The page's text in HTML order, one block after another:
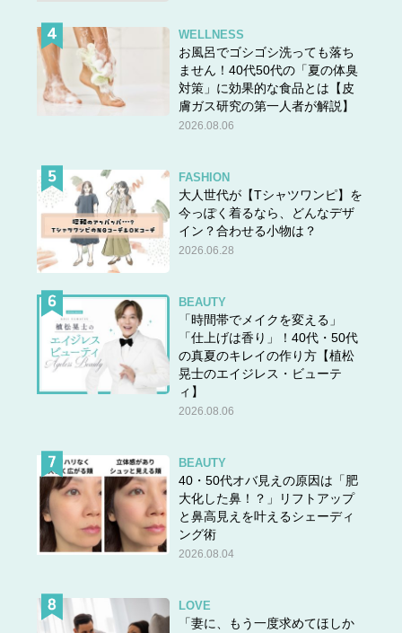
WELLNESS
お風呂でゴシゴシ洗っても落ち
ません！40代50代の「夏の体臭
対策」に効果的な食品とは【皮
膚ガス研究の第一人者が解説】
2026.08.06
FASHION
大人世代が【Tシャツワンピ】を
今っぽく着るなら、どんなデザ
イン？合わせる小物は？
2026.06.28
BEAUTY
「時間帯でメイクを変える」
「仕上げは香り」！40代・50代
の真夏のキレイの作り方【植松
晃士のエイジレス・ビューテ
ィ】
2026.08.06
BEAUTY
40・50代オバ見えの原因は「肥
大化した鼻！？」リフトアップ
と鼻高見えを叶えるシェーディ
ング術
2026.08.04
LOVE
「妻に、もう一度求めてほしか